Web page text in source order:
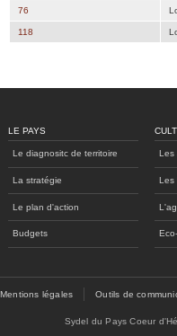
76
118
LE PAYS
Le diagnositc de territoire
La stratégie
Le plan d'action
Budgets
Les
Les
Mentions légales Outils de
Sydel du Pays Coeur